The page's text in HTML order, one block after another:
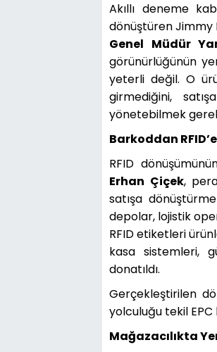
Akıllı deneme
dönüştüren Jimmy
Genel Müdür
görünürlüğünün
yeterli değil. O
girmediğini,
yönetebilmek
Barkoddan
RFID
Erhan Çiçek,
satışa
depolar, lojistik
RFID etiketleri
kasa sistemleri,
donatıldı.
Gerçekleştirilen
yolculuğu tekil
Mağazacılıkta